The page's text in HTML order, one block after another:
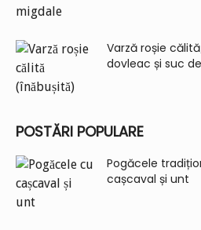
Varză roșie
dovleac și suc
POSTĂRI POPULARE
Pogăcele
cașcaval și unt